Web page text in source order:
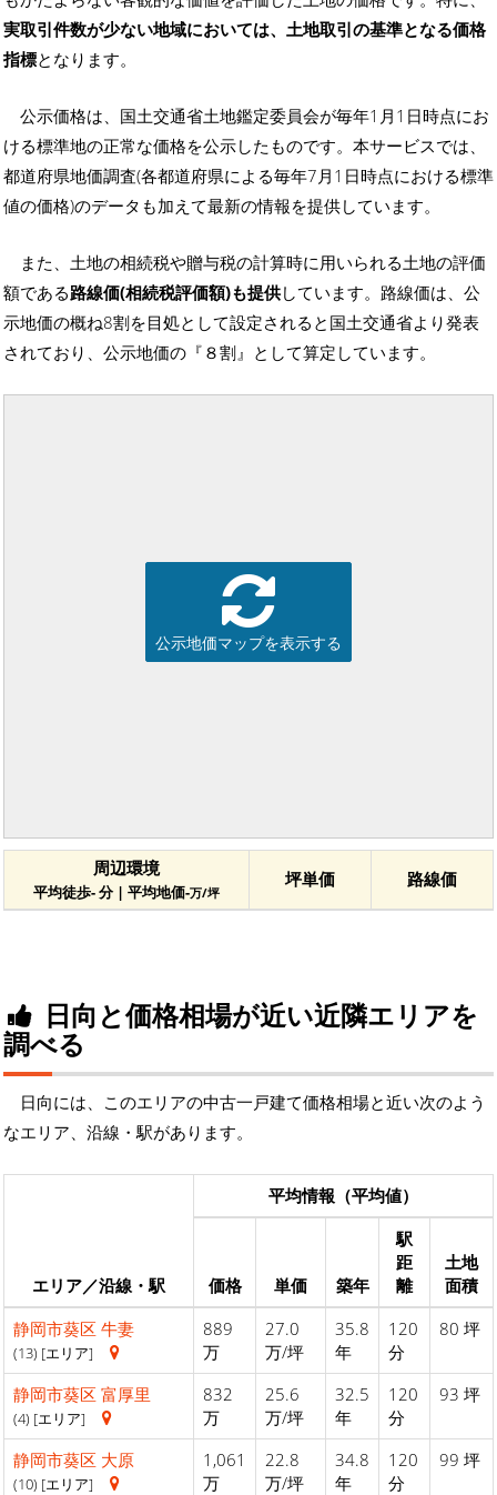
実取引件数が少ない地域においては、土地取引の基準となる価格
指標となります。
公示価格は、国土交通省土地鑑定委員会が毎年1月1日時点にお
ける標準地の正常な価格を公示したものです。本サービスでは、
都道府県地価調査(各都道府県による毎年7月1日時点における標準
値の価格)のデータも加えて最新の情報を提供しています。
また、土地の相続税や贈与税の計算時に用いられる土地の評価
額である路線価(相続税評価額)も提供しています。路線価は、公
示地価の概ね8割を目処として設定されると国土交通省より発表
されており、公示地価の『８割』として算定しています。
公示地価マップを表示する
周辺環境
平均徒歩- 分 | 平均地価-万/坪
坪単価 路線価
日向と価格相場が近い近隣エリアを
調べる
日向には、このエリアの中古一戸建て価格相場と近い次のよう
なエリア、沿線・駅があります。
エリア／沿線・駅
平均情報（平均値）
価格 単価 築年
駅
距
離
土地
面積
静岡市葵区 牛妻
(13) [エリア]
889
万
27.0
万/坪
35.8
年
120
分
80 坪
静岡市葵区 富厚里
(4) [エリア]
832
万
25.6
万/坪
32.5
年
120
分
93 坪
静岡市葵区 大原
(10) [エリア]
1,061
万
22.8
万/坪
34.8
年
120
分
99 坪